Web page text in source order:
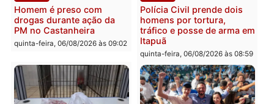
quinta-feira, 06/08/2026 às 09:28 quinta-feira, 06/08/2026 às
Polícia Polícia